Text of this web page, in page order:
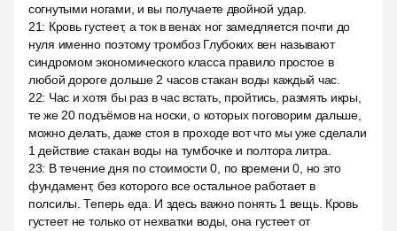
согнутыми ногами, и вы получаете двойной удар.
21: Кровь густеет, а ток в венах ног замедляется почти до
нуля именно поэтому тромбоз Глубоких вен называют
синдромом экономического класса правило простое в
любой дороге дольше 2 часов стакан воды каждый час.
22: Час и хотя бы раз в час встать, пройтись, размять икры,
те же 20 подъёмов на носки, о которых поговорим дальше,
можно делать, даже стоя в проходе вот что мы уже сделали
1 действие стакан воды на тумбочке и полтора литра.
23: В течение дня по стоимости 0, по времени 0, но это
фундамент, без которого все остальное работает в
полсилы. Теперь еда. И здесь важно понять 1 вещь. Кровь
густеет не только от нехватки воды, она густеет от